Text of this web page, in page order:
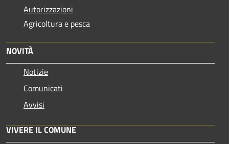
Autorizzazioni
Agricoltura e pesca
NOVITÀ
Notizie
Comunicati
Avvisi
VIVERE IL COMUNE